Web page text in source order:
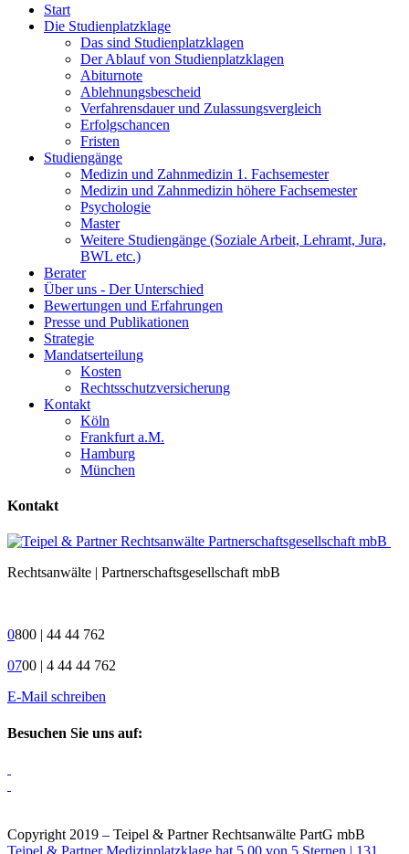
Start
Die Studienplatzklage
Das sind Studienplatzklagen
Der Ablauf von Studienplatzklagen
Abiturnote
Ablehnungsbescheid
Verfahrensdauer und Zulassungsvergleich
Erfolgschancen
Fristen
Studiengänge
Medizin und Zahnmedizin 1. Fachsemester
Medizin und Zahnmedizin höhere Fachsemester
Psychologie
Master
Weitere Studiengänge (Soziale Arbeit, Lehramt, Jura,
BWL etc.)
Berater
Über uns - Der Unterschied
Bewertungen und Erfahrungen
Presse und Publikationen
Strategie
Mandatserteilung
Kosten
Rechtsschutzversicherung
Kontakt
Köln
Frankfurt a.M.
Hamburg
München
Kontakt
Rechtsanwälte | Partnerschaftsgesellschaft mbB
0800 | 44 44 762
0700 | 4 44 44 762
E-Mail schreiben
Besuchen Sie uns auf:
Copyright 2019 – Teipel & Partner Rechtsanwälte PartG mbB
Teipel & Partner Medizinplatzklage hat 5,00 von 5 Sternen | 131